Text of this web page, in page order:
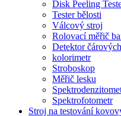
Disk Peeling
Tester bělosti
Válcový stroj
Rolovací měřič
Detektor
kolorimetr
Stroboskop
Měřič lesku
Spektrofotometr
Stroj na testování